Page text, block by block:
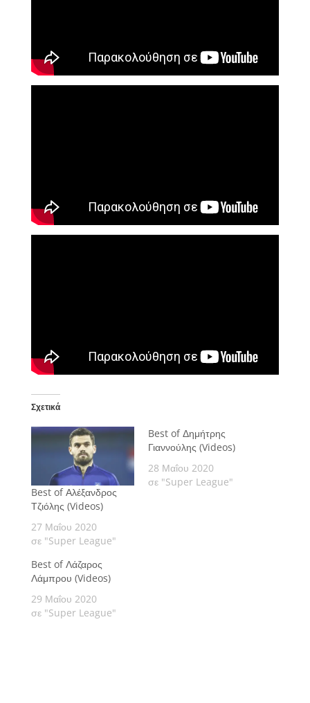
Σχετικά
Best of Αλέξανδρος
Τζιόλης (Videos)
27 Μαΐου 2020
σε "Super League"
Best of Δημήτρης
Γιαννούλης (Videos)
28 Μαΐου 2020
σε "Super League"
Best of Λάζαρος
Λάμπρου (Videos)
29 Μαΐου 2020
σε "Super League"